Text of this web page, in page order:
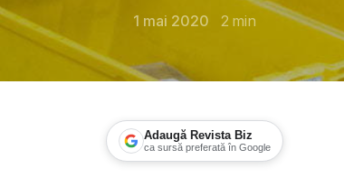
1 mai 2020 2 min
Adaugă Revista Biz
ca sursă preferată în Google